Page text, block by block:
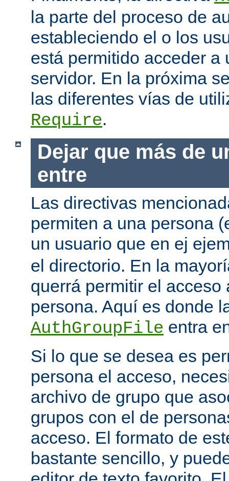
la parte del proceso de
estableciendo el o los
está permitido acceder a
servidor. En la próxima
las diferentes vías de
Require.
Dejar que más de
entre
Las directivas
permiten a una persona
un usuario que en ej
el directorio. En la
querrá permitir el acceso
persona. Aquí es donde
AuthGroupFile entra
Si lo que se desea es
persona el acceso,
archivo de grupo que
grupos con el de
acceso. El formato de
bastante sencillo, y